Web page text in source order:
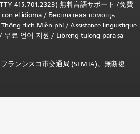
415.701.2323) 無料言語サポート /免費
el idioma / Бесплатная помощь
dịch Miễn phí/ Assistance linguistique
/ 무료 언어 지원 / Libreng tulong para sa
ランシスコ市交通局 (SFMTA)。無断複